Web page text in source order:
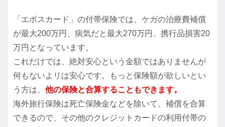
「エポスカード」の付帯保険では、ケガの治療費補償
が最大200万円、病気だと最大270万円、携行品損害20
万円となっています。
これだけでは、絶対安心という金額ではありませんが
何もないよリは安心です。もっと保険額が欲しいとい
う方は、 他の保険と合算することもできます。
海外旅行保険は死亡保険金などを除いて、補償を合算
できるので、その他のクレジットカードの利用付帯の